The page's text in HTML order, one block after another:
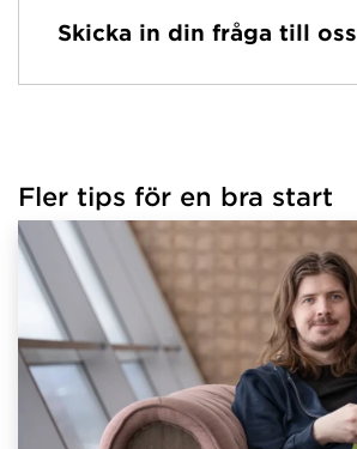
Skicka in din fråga till oss
Fler tips för en bra start